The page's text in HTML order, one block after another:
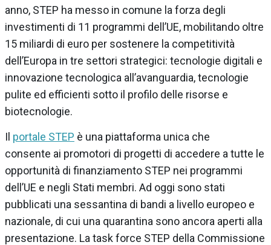
anno, STEP ha messo in comune la forza degli
investimenti di 11 programmi dell’UE, mobilitando oltre
15 miliardi di euro per sostenere la competitività
dell’Europa in tre settori strategici: tecnologie digitali e
innovazione tecnologica all’avanguardia, tecnologie
pulite ed efficienti sotto il profilo delle risorse e
biotecnologie.
Il portale STEP è una piattaforma unica che
consente ai promotori di progetti di accedere a tutte le
opportunità di finanziamento STEP nei programmi
dell’UE e negli Stati membri. Ad oggi sono stati
pubblicati una sessantina di bandi a livello europeo e
nazionale, di cui una quarantina sono ancora aperti alla
presentazione. La task force STEP della Commissione